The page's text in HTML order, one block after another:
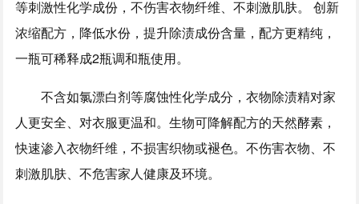
等刺激性化学成份，不伤害衣物纤维、不刺激肌肤。 创新
浓缩配方，降低水份，提升除渍成份含量，配方更精纯，
一瓶可稀释成2瓶调和瓶使用。
不含如氯漂白剂等腐蚀性化学成分，衣物除渍精对家
人更安全、对衣服更温和。生物可降解配方的天然酵素，
快速渗入衣物纤维，不损害织物或褪色。不伤害衣物、不
刺激肌肤、不危害家人健康及环境。